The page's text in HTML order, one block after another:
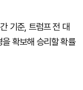
기준, 트럼프 전 대
확보해 승리할 확률